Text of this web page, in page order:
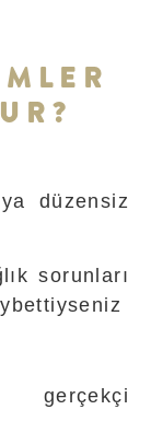
düzensiz
sorunları
gerçekçi